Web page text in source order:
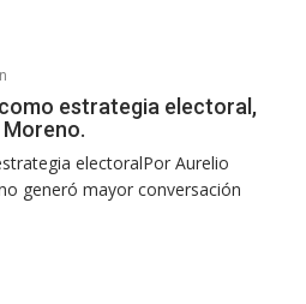
estrategia electoral,
electoralPor Aurelio
generó mayor conversación